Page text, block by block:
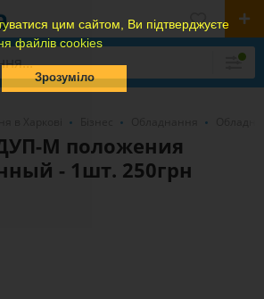
цим сайтом, Ви підтверджуєте
файлів cookies
Зрозуміло
М положения
- 1шт. 250грн